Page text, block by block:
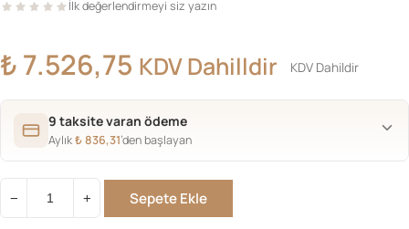
İlk değerlendirmeyi siz yazın
₺7.526,75 KDV Dahilldir KDV Dahildir
9 taksite varan ödeme
Aylık₺836,31’den başlayan
−
TORNALI
+ Sepete Ekle